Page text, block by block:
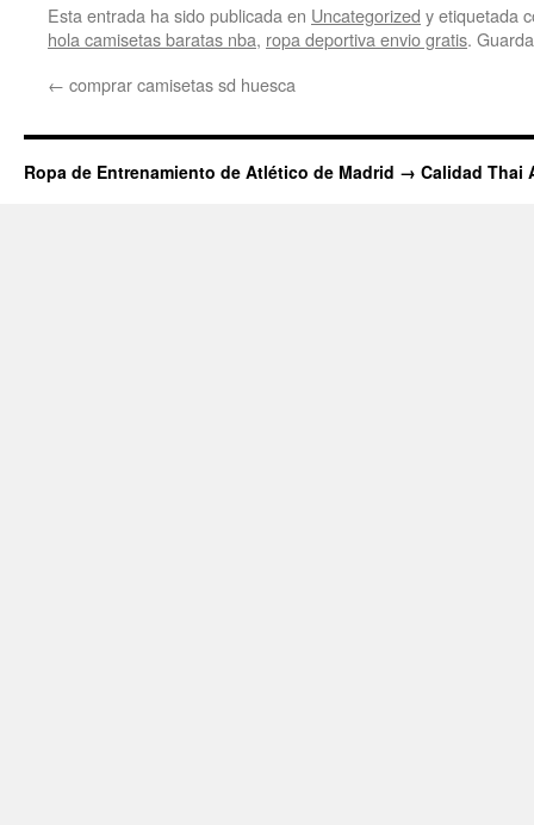
Esta entrada ha sido publicada en Uncategorized y etiquetada
hola camisetas baratas nba, ropa deportiva envio gratis.
← comprar camisetas sd huesca
Ropa de Entrenamiento de Atlético de Madrid → Calidad Thai